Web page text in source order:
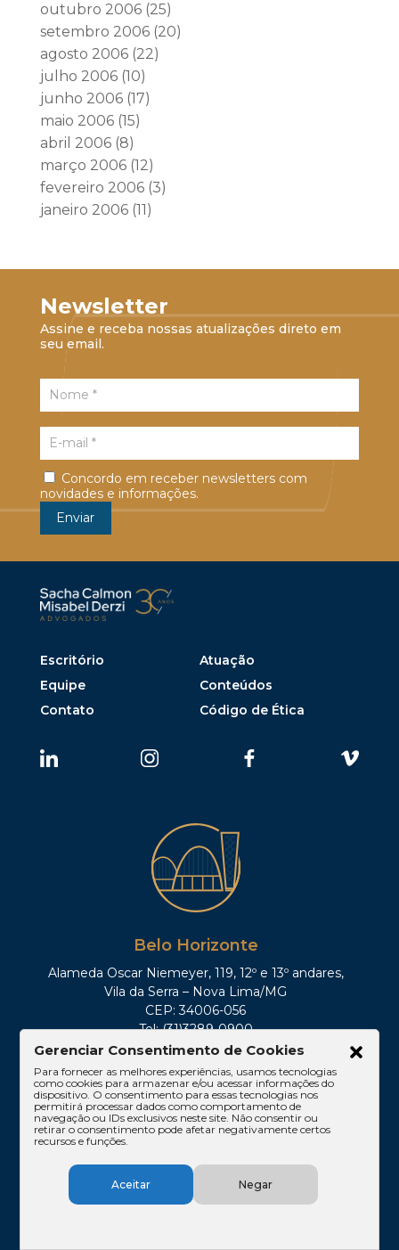
outubro 2006(25)
setembro 2006(20)
agosto 2006(22)
julho 2006(10)
junho 2006(17)
maio 2006(15)
abril 2006(8)
março 2006(12)
fevereiro 2006(3)
janeiro 2006(11)
Newsletter
Assine e receba nossas atualizações direto em
seu email.
Concordo em receber newsletters com
novidades e informações.
Escritório
Atuação
Equipe
Conteúdos
Contato
Código de Ética
Belo Horizonte
Alameda Oscar Niemeyer, 119, 12º e 13º andares,
Vila da Serra – Nova Lima/MG
CEP: 34006-056
Tel: (31)3289-0900
São Paulo
Gerenciar Consentimento de Cookies
Para fornecer as melhores experiências, usamos tecnologias
como cookies para armazenar e/ou acessar informações do
dispositivo. O consentimento para essas tecnologias nos
permitirá processar dados como comportamento de
navegação ou IDs exclusivos neste site. Não consentir ou
retirar o consentimento pode afetar negativamente certos
recursos e funções.
Aceitar Negar